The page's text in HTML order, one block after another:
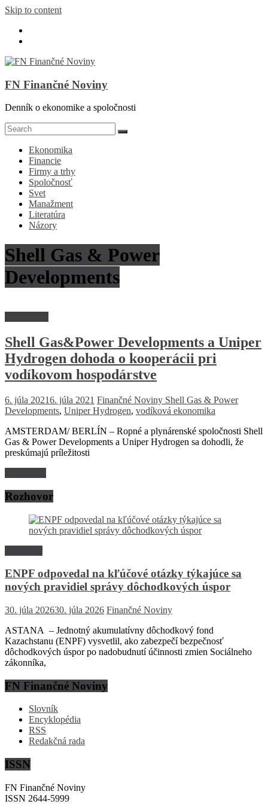
Skip to content
FN Finančné Noviny
Denník o ekonomike a spoločnosti
Ekonomika
Financie
Firmy a trhy
Spoločnosť
Svet
Manažment
Literatúra
Názory
Shell Gas & Power
Developments
Shell Gas&Power Developments a Uniper
Hydrogen dohoda o kooperácii pri
vodíkovom hospodárstve
6. júla 20216. júla 2021 Finančné Noviny Shell Gas & Power
Developments, Uniper Hydrogen, vodíková ekonomika
AMSTERDAM/ BERLÍN – Ropné a plynárenské spoločnosti Shell
Gas & Power Developments a Uniper Hydrogen sa dohodli, že
preskúmajú príležitosti
Rozhovor
ENPF odpovedal na kľúčové otázky týkajúce sa
nových pravidiel správy dôchodkových úspor
30. júla 202630. júla 2026 Finančné Noviny
ASTANA – Jednotný akumulatívny dôchodkový fond
Kazachstanu (ENPF) vysvetlil, ako zabezpečí bezpečnosť
dôchodkových úspor po nadobudnutí účinnosti zmien Sociálneho
zákonníka,
FN Finančné Noviny
Slovník
Encyklopédia
RSS
Redakčná rada
ISSN
FN Finančné Noviny
ISSN 2644-5999